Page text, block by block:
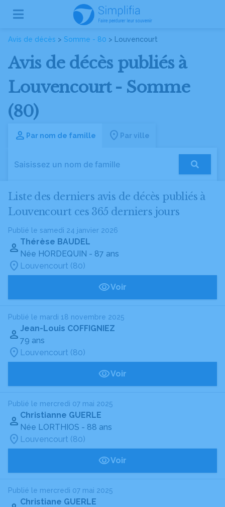
Avis de décès > Somme - 80 > Louvencourt
Avis de décès publiés à
Louvencourt - Somme
(80)
Par nom de famille Par ville
Liste des derniers avis de décès publiés à
Louvencourt ces 365 derniers jours
Publié le samedi 24 janvier 2026
Thérèse BAUDEL
Née HORDEQUIN - 87 ans
Louvencourt (80)
Voir
Publié le mardi 18 novembre 2025
Jean-Louis COFFIGNIEZ
79 ans
Louvencourt (80)
Voir
Publié le mercredi 07 mai 2025
Christianne GUERLE
Née LORTHIOS - 88 ans
Louvencourt (80)
Voir
Publié le mercredi 07 mai 2025
Christiane GUERLE